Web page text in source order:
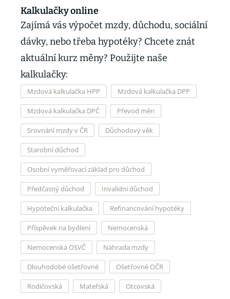
Kalkulačky online
Zajímá vás výpočet mzdy, důchodu, sociální
dávky, nebo třeba hypotéky? Chcete znát
aktuální kurz měny? Použijte naše
kalkulačky:
Mzdová kalkulačka HPP Mzdová kalkulačka DPP
Mzdová kalkulačka DPČ Převod měn
Srovnání mzdy v ČR Důchodový věk
Starobní důchod
Osobní vyměřovací základ pro důchod
Předčasný důchod Invalidní důchod
Hypoteční kalkulačka Refinancování hypotéky
Příspěvek na bydlení Nemocenská
Nemocenská OSVČ Náhrada mzdy
Dlouhodobé ošetřovné Ošetřovné OČR
Rodičovská Mateřská Otcovská